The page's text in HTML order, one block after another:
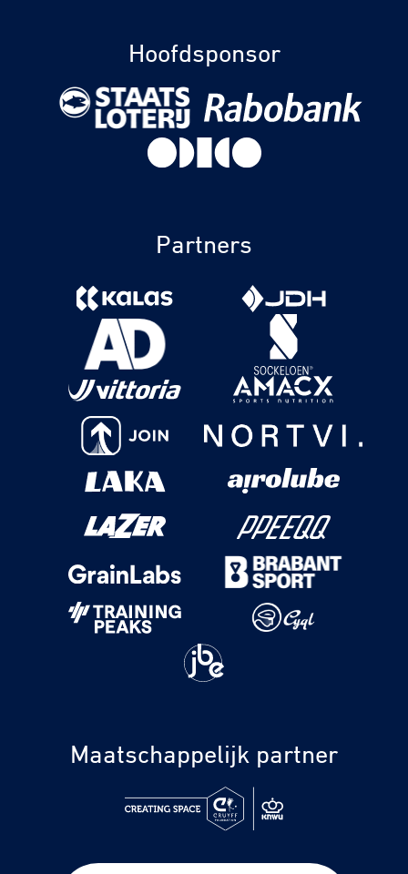
Hoofdsponsor
Partners
Maatschappelijk partner